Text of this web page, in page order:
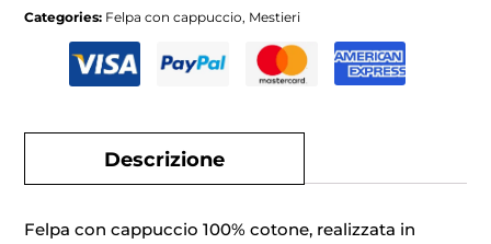
Categories: Felpa con cappuccio, Mestieri
Descrizione
Felpa con cappuccio 100% cotone, realizzata in